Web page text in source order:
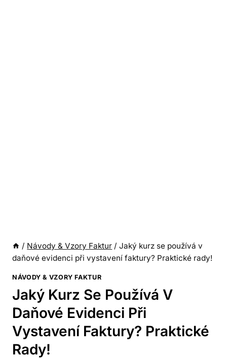
/ Návody & Vzory Faktur / Jaký kurz se používá v
daňové evidenci při vystavení faktury? Praktické rady!
NÁVODY & VZORY FAKTUR
Jaký Kurz Se Používá V
Daňové Evidenci Při
Vystavení Faktury? Praktické
Rady!